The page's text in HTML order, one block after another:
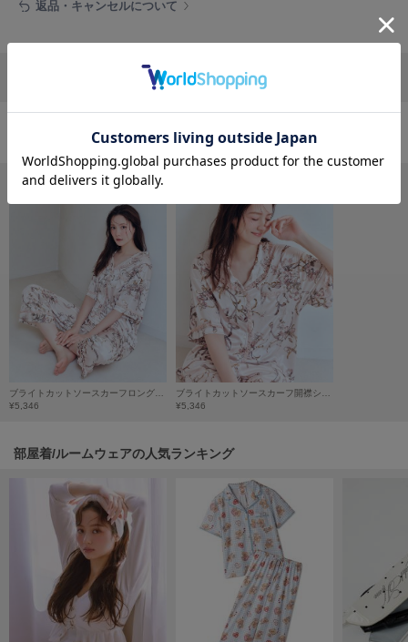
FURFUR
ジェラート ピケ
GELATO PIQUE CAT&DOG
ジェラート ピケ キャットアンドドッグ
gelato pique Sleep
ジェラート ピケ スリープ
グラミチ
返品・キャンセルについて
リポストする LINEで送る
¥5,346
¥5,346
部屋着/ルームウェアの人気ランキング